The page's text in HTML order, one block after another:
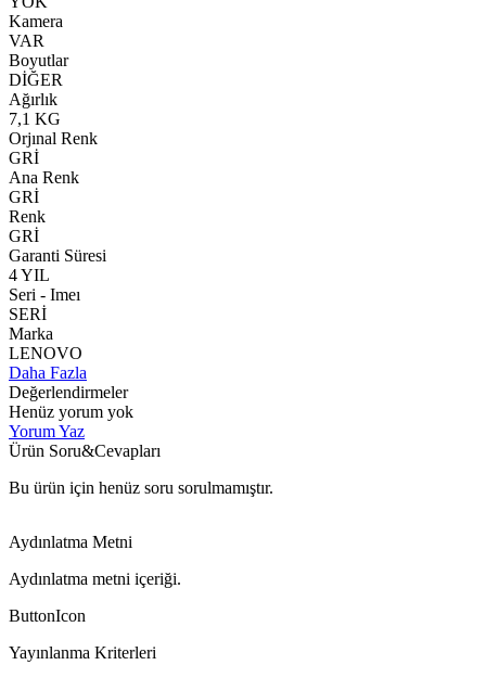
Kamera
VAR
Boyutlar
DİĞER
Ağırlık
7,1 KG
Orjınal Renk
GRİ
Ana Renk
GRİ
Renk
GRİ
Garanti Süresi
4 YIL
Seri - Imeı
SERİ
Marka
LENOVO
Daha Fazla
Değerlendirmeler
Henüz yorum yok
Yorum Yaz
Ürün Soru&Cevapları
Bu ürün için henüz soru sorulmamıştır.
Aydınlatma Metni
Aydınlatma metni içeriği.
ButtonIcon
Yayınlanma Kriterleri